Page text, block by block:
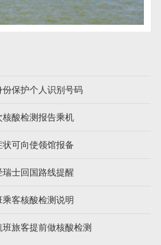
保护个人识别号码
酸检测报告乘机
可向使领馆报备
士回国路线提醒
客核酸检测说明
旅客提前做核酸检测